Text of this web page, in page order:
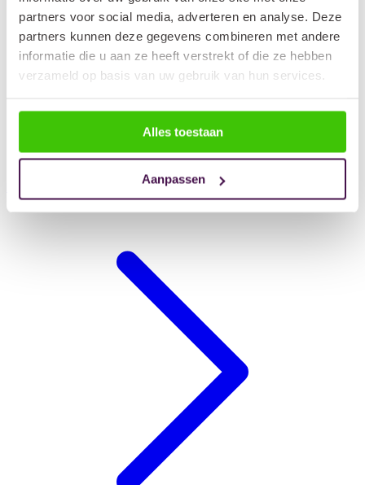
partners voor social media, adverteren en analyse. Deze
partners kunnen deze gegevens combineren met andere
informatie die u aan ze heeft verstrekt of die ze hebben
verzameld op basis van uw gebruik van hun services.
Alles toestaan
Aanpassen